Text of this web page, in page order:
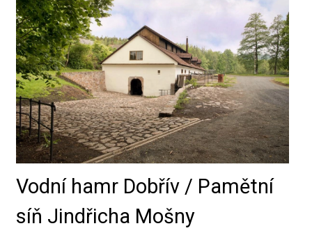
Vodní hamr Dobřív / Pamětní
síň Jindřicha Mošny